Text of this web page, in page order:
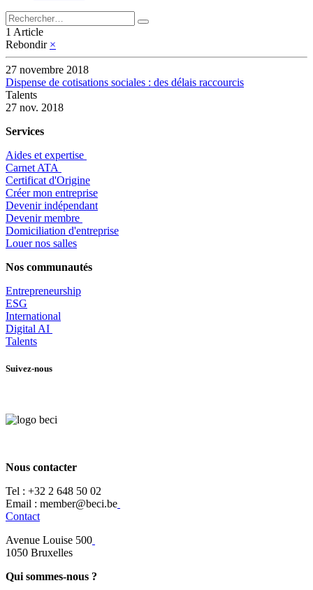
1 Article
Rebondir ×
27 novembre 2018
Dispense de cotisations sociales : des délais raccourcis
Talents
27 nov. 2018
Services
Aides et expertise
​Carnet ATA
Certificat d'Origine
Créer mon entreprise
Devenir indépendant
Devenir membre
​Domiciliation d'entreprise
Louer nos salles
Nos communautés
Entrepreneurship
ESG
International
Digital AI
Talents
Suivez-nous
Nous contacter
Tel : +32 2 648 50 02​
​​Email : member@beci.be
Contact
Avenue Louise 500
​1050 Bruxelles
Qui sommes-nous ?